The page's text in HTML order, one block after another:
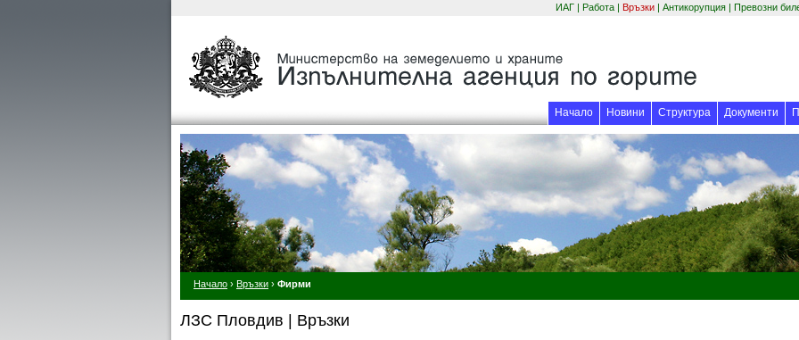
ИАГ | Работа | Връзки | Антикорупция | Превозни
Начало Новини Структура Документи
Начало › Връзки › Фирми
ЛЗС Пловдив | Връзки